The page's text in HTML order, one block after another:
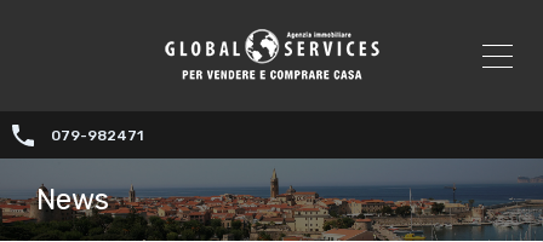
079-982471
News